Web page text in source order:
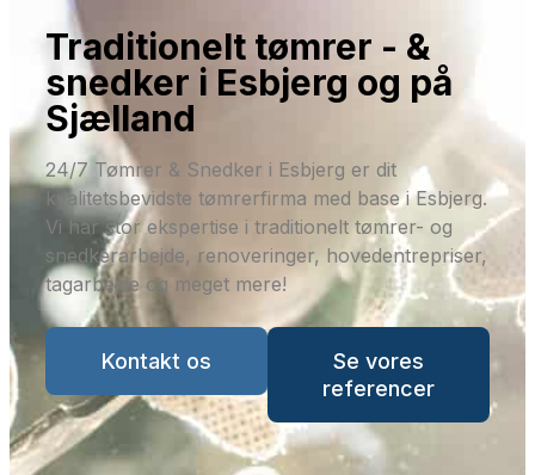
Traditionelt tømrer - &
snedker i Esbjerg og på
Sjælland
24/7 Tømrer & Snedker i Esbjerg er dit
kvalitetsbevidste tømrerfirma med base i Esbjerg.
Vi har stor ekspertise i traditionelt tømrer- og
snedkerarbejde, renoveringer, hovedentrepriser,
tagarbejde og meget mere!
Kontakt os
Se vores
referencer